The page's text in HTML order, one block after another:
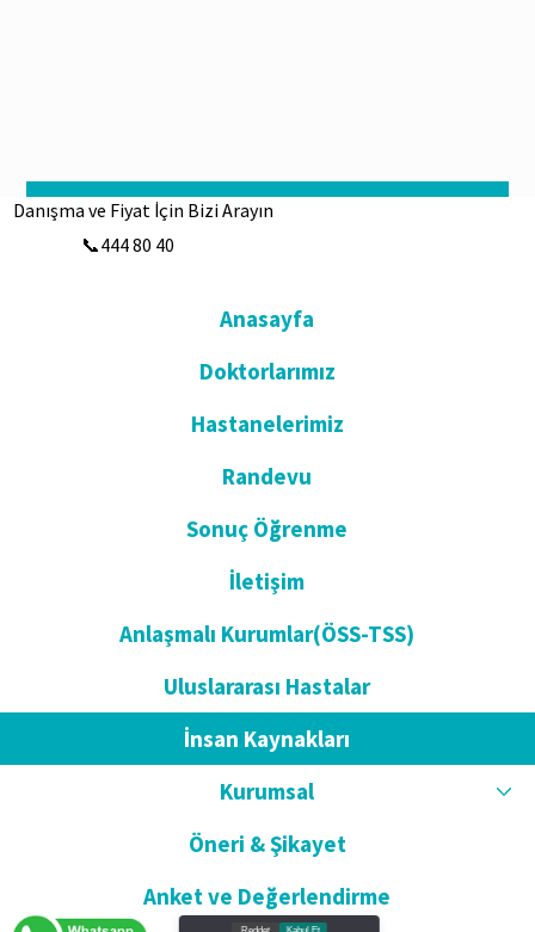
Hemen Başvur
Danışma ve Fiyat İçin Bizi Arayın
📞444 80 40
Anasayfa
Doktorlarımız
Hastanelerimiz
Randevu
Sonuç Öğrenme
İletişim
Anlaşmalı Kurumlar(ÖSS-TSS)
Uluslararası Hastalar
İnsan Kaynakları
Kurumsal
Öneri & Şikayet
Anket ve Değerlendirme